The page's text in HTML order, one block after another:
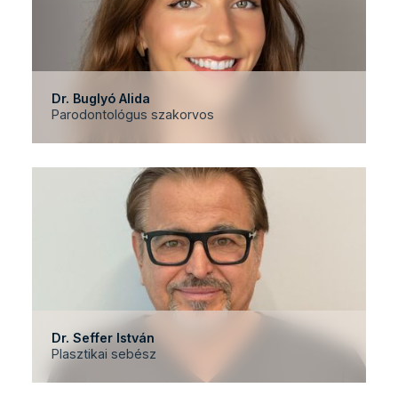
Dr. Buglyó Alida
Parodontológus szakorvos
Dr. Seffer István
Plasztikai sebész